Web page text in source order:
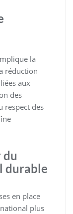
la
réduction
aux
des
respect des
du
durable
en place
plus